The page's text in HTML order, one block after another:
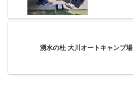
湧水の杜 大川オートキャンプ場